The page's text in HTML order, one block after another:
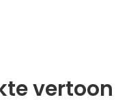
vertoon